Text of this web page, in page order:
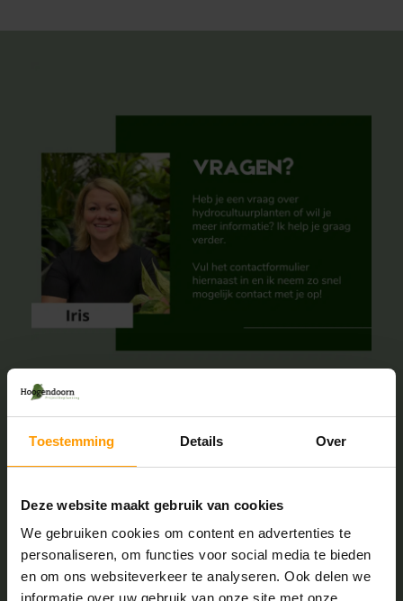
Toestemming Details Over
Deze website maakt gebruik van cookies
We gebruiken cookies om content en advertenties te
personaliseren, om functies voor social media te bieden
en om ons websiteverkeer te analyseren. Ook delen we
informatie over uw gebruik van onze site met onze
Voornaam*